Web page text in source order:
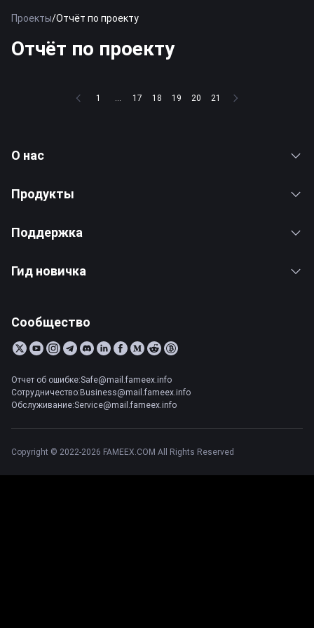
Проекты/Отчёт по проекту
Отчёт по проекту
1 ... 17 18 19 20 21
О нас
Продукты
Поддержка
Гид новичка
Сообщество
Отчет об ошибке:Safe@mail.fameex.info
Сотрудничество:Business@mail.fameex.info
Обслуживание:Service@mail.fameex.info
Copyright © 2022-2026 FAMEEX.COM All Rights Reserved